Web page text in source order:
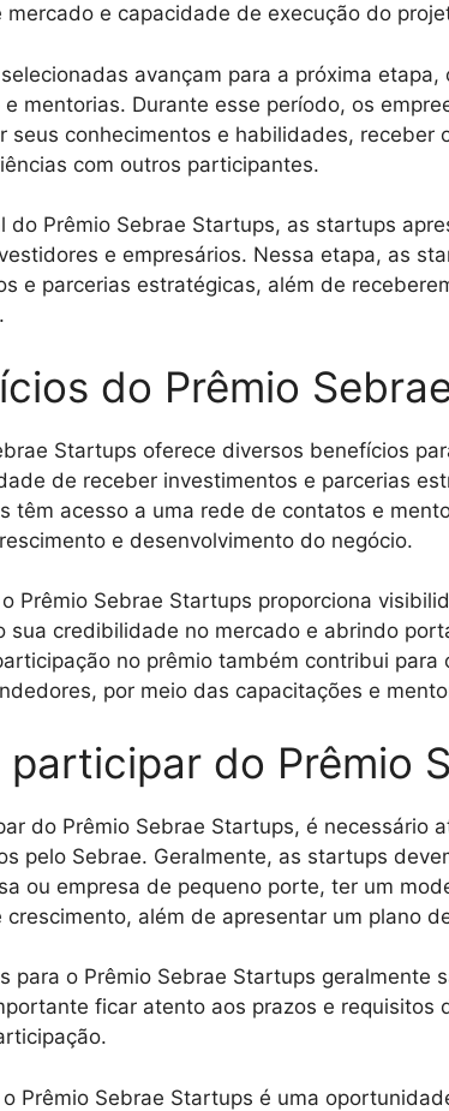
mercado e capacidade de execução do
avançam para a próxima
e mentorias. Durante esse período, os
seus conhecimentos e habilidades, receber
com outros participantes.
do Prêmio Sebrae Startups, as startups
e empresários. Nessa etapa, as
e parcerias estratégicas, além de
do Prêmio
Startups oferece diversos benefícios
de receber investimentos e parcerias
têm acesso a uma rede de contatos e
e desenvolvimento do negócio.
Prêmio Sebrae Startups proporciona
sua credibilidade no mercado e abrindo
no prêmio também contribui
por meio das capacitações e
participar do Prêmio
do Prêmio Sebrae Startups, é necessário
pelo Sebrae. Geralmente, as startups
ou empresa de pequeno porte, ter um
crescimento, além de apresentar um plano
para o Prêmio Sebrae Startups geralmente
ficar atento aos prazos e requisitos
o Prêmio Sebrae Startups é uma